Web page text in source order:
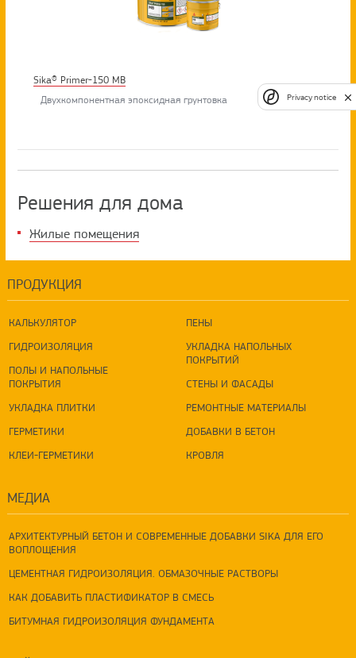
Sika® Primer-150 MB
Двухкомпонентная эпоксидная грунтовка
Решения для дома
Жилые помещения
ПРОДУКЦИЯ
КАЛЬКУЛЯТОР
ГИДРОИЗОЛЯЦИЯ
ПОЛЫ И НАПОЛЬНЫЕ
ПОКРЫТИЯ
УКЛАДКА ПЛИТКИ
ГЕРМЕТИКИ
КЛЕИ-ГЕРМЕТИКИ
ПЕНЫ
УКЛАДКА НАПОЛЬНЫХ
ПОКРЫТИЙ
СТЕНЫ И ФАСАДЫ
РЕМОНТНЫЕ МАТЕРИАЛЫ
ДОБАВКИ В БЕТОН
КРОВЛЯ
МЕДИА
АРХИТЕКТУРНЫЙ БЕТОН И СОВРЕМЕННЫЕ ДОБАВКИ SIKA ДЛЯ ЕГО
ВОПЛОЩЕНИЯ
ЦЕМЕНТНАЯ ГИДРОИЗОЛЯЦИЯ. ОБМАЗОЧНЫЕ РАСТВОРЫ
КАК ДОБАВИТЬ ПЛАСТИФИКАТОР В СМЕСЬ
БИТУМНАЯ ГИДРОИЗОЛЯЦИЯ ФУНДАМЕНТА
Privacy notice